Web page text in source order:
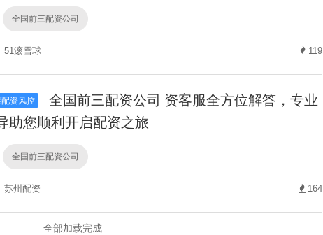
全国前三配资公司
51滚雪球 119
资风控
全国前三配资公司 资客服全方位解答，专业
助您顺利开启配资之旅
全国前三配资公司
苏州配资 164
全部加载完成